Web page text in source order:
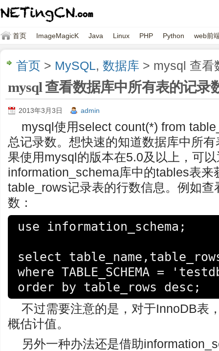
首页 ImageMagicK Java Linux PHP Python web前
首页 > MySQL, 数据库 > mysql 查看
mysql 查看数据库中所有表的记录
2013年3月3日 admin
mysql使用select count(*) from
总记录数。想快速的知道数据库中所
果使用mysql的版本在5.0及以上，可
information_schema库中的tables表来
table_rows记录表的行数信息。例如
数：
use information_schema;
select
where TABLE_SCHEMA =
不过需要注意的是，对于InnoDB表
概估计值。
另外一种办法还是借助